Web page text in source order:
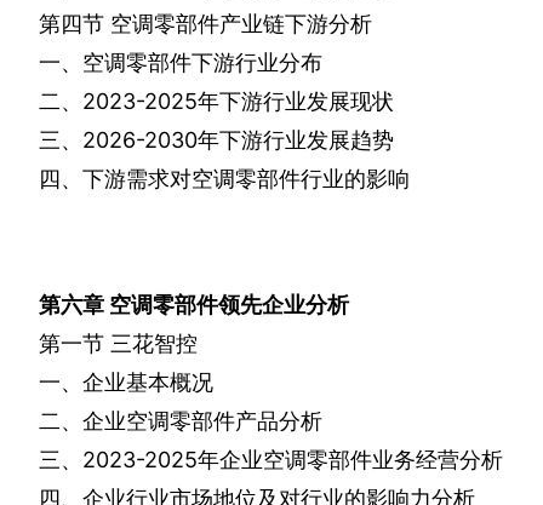
第四节 空调零部件产业链下游分析
一、空调零部件下游行业分布
二、 2023-2025年下游行业发展现状
三、 2026-2030年下游行业发展趋势
四、下游需求对空调零部件行业的影响
第六章 空调零部件领先企业分析
第一节 三花智控
一、企业基本概况
二、企业空调零部件产品分析
三、 2023-2025年企业空调零部件业务经营分析
四、企业行业市场地位及对行业的影响力分析